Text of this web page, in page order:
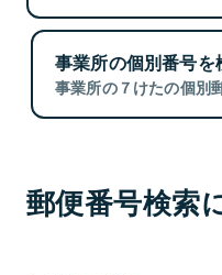
事業所の個別番号を
事業所の７けたの個別
郵便番号検索